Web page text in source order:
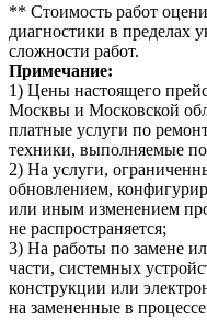
** Стоимость работ
диагностики в пределах
сложности работ.
Примечание:
1) Цены настоящего
Москвы и Московской
платные услуги по
техники, выполняемые по
2) На услуги,
обновлением,
или иным изменением
не распространяется;
3) На работы по замене
части, системных
конструкции или
на замененные в